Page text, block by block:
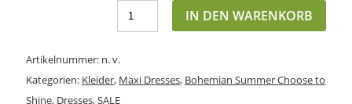
IN DEN WARENKORB
Artikelnummer: n. v.
Kategorien: Kleider, Maxi Dresses, Bohemian Summer Choose to
Shine, Dresses,SALE